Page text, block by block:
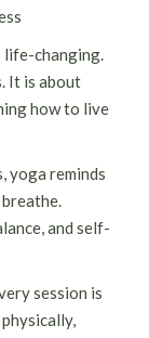
life-changing.
It is about
how to live
yoga reminds
and self-
session is